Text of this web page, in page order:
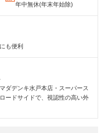
年中無休(年末年始除)
も便利
ダデンキ水戸本店・スーパース
ードサイドで、視認性の高い外